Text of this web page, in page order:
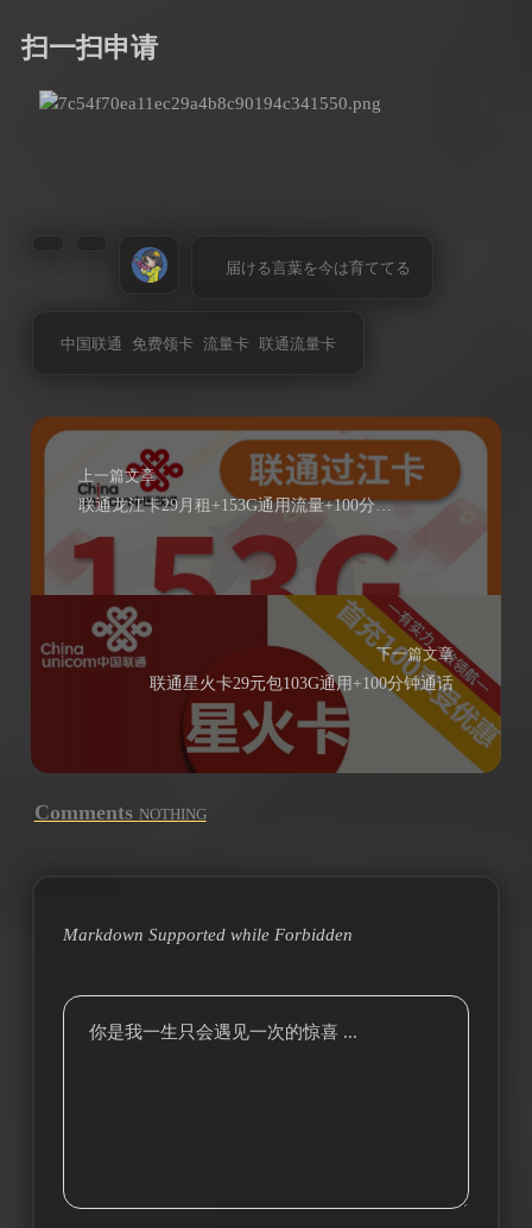
扫一扫申请
届ける言葉を今は育ててる
中国联通 免费领卡 流量卡 联通流量卡
上一篇文章
联通龙江卡29月租+153G通用流量+100分钟通话（可选号）
下一篇文章
联通星火卡29元包103G通用+100分钟通话
Comments NOTHING
Markdown Supported while Forbidden
你是我一生只会遇见一次的惊喜 ...